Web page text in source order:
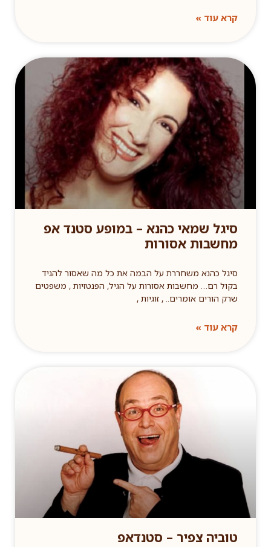
קרא עוד »
סיגל שמאי כהנא – במופע סטנד אפ
מחשבות אסורות
סיגל כהנא משחררת על הבמה את כל מה שאסור להגיד
בקול רם… מחשבות אסורות על הגיל, הפנטזיות , משפטים
שרק הורים אומרים.. , זוגיות ,
קרא עוד »
טוביה צפיר – סטנדאפ